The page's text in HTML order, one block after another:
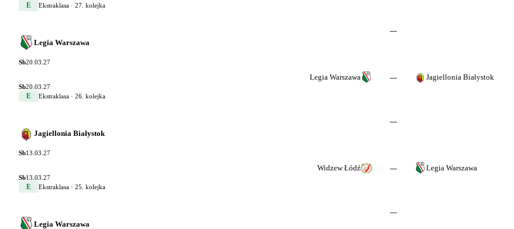
E Ekstraklasa · 27. kolejka
—
Legia Warszawa
Sb20.03.27
Legia Warszawa — Jagiellonia Białystok
Sb20.03.27
E Ekstraklasa · 26. kolejka
—
Jagiellonia Białystok
Sb13.03.27
Widzew Łódź — Legia Warszawa
Sb13.03.27
E Ekstraklasa · 25. kolejka
—
Legia Warszawa